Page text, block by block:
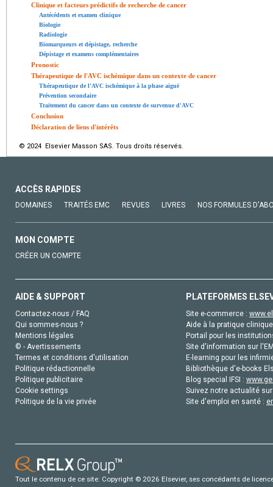
Clinique et facteurs prédictifs de recherche de cancer
Antécédents et examen clinique
Biologie
Radiologie
Biomarqueurs et dépistage, recherche
Dépistage et examens complémentaires
Pronostic
Thérapeutique de l'AVC ischémique dans un contexte de cancer
Thérapeutique de l'AVC ischémique à la phase aiguë
Prévention secondaire
Traitement du cancer dans un contexte de survenue d'AVC
Conclusion
Déclaration de liens d'intérêts
© 2024 Elsevier Masson SAS. Tous droits réservés.
ACCÈS RAPIDES
DOMAINES TRAITÉS EMC REVUES LIVRES NOS FORMULES
MON COMPTE
CRÉER UN COMPTE
AIDE & SUPPORT
Contactez-nous / FAQ
Qui sommes-nous ?
Mentions légales
© - Avertissements
Termes et conditions d'utilisation
Politique rédactionnelle
Politique publicitaire
Cookie settings
Politique de la vie privée
PLATEFORMES
Site e-commerce :
Aide à la pratique
Portail pour les
Site d'information sur
E-learning pour les
Bibliothèque d'e-books
Blog special IFSI :
Suivez notre actualité
Site d'emploi en santé :
Tout le contenu de ce site: Copyright © 2026 Elsevier, ses concédants de